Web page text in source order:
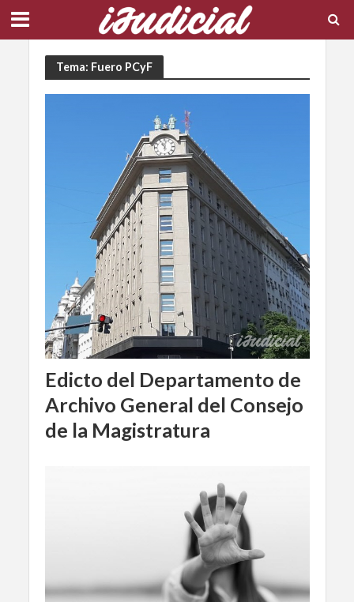
Tema: Fuero PCyF
Edicto del Departamento de
Archivo General del Consejo
de la Magistratura